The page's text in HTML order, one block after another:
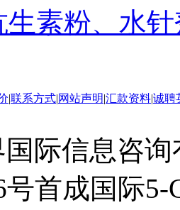
生素粉、水
|联系方式|网站声明|汇款资料|诚聘
国际信息咨
号首成国际